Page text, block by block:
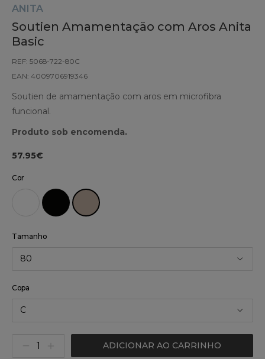
ANITA
Soutien Amamentação com Aros Anita
Basic
REF: 5068-722-80C
EAN: 4009706919346
Soutien de amamentação com aros em microfibra
funcional.
Produto sob encomenda.
57.95€
Cor
Tamanho
80
Copa
C
ADICIONAR AO CARRINHO